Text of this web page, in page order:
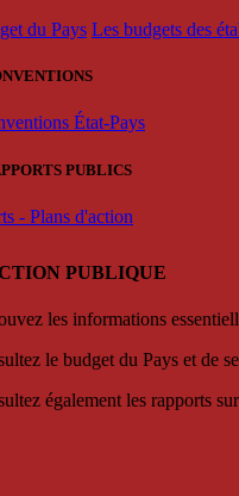
du Pays Les budgets des
État-Pays
PUBLICS
- Plans d'action
PUBLIQUE
les informations
le budget du Pays et de
également les rapports